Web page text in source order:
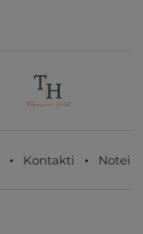
Kontakti